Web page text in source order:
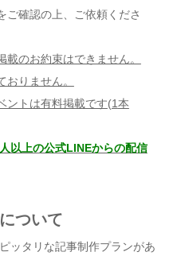
ご確認の上、ご依頼くださ
のお約束はできません。
りません。
ントは有料掲載です(1本
以上の公式LINEからの配信
ついて
ッタリな記事制作プランがあ